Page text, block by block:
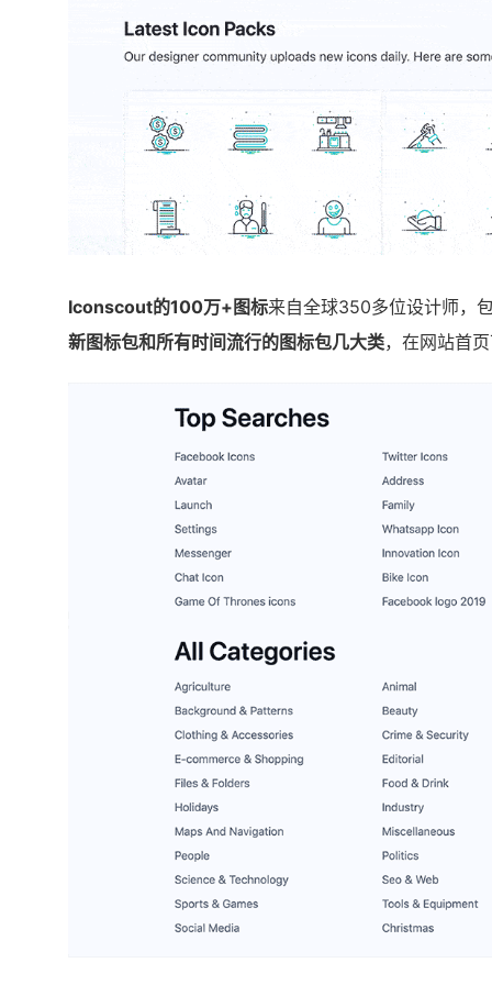
Iconscout的100万+图标来自全球350多位设计师，
新图标包和所有时间流行的图标包几大类，在网站首